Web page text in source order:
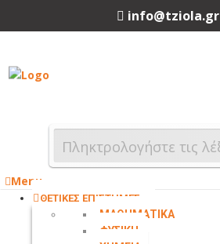
info@tziola.gr
Menu
ΘΕΤΙΚΕΣ ΕΠΙΣΤΗΜΕΣ
ΜΑΘΗΜΑΤΙΚΑ
ΦΥΣΙΚΗ